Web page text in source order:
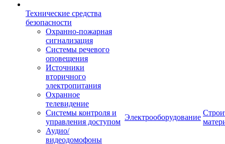
Технические средства
безопасности
Охранно-пожарная
сигнализация
Системы речевого
оповещения
Источники
вторичного
электропитания
Охранное
телевидение
Системы контроля и
управления доступом
Аудио/
видеодомофоны
Электрооборудование